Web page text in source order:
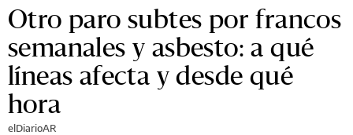
Otro paro subtes por francos
semanales y asbesto: a qué
líneas afecta y desde qué
hora
elDiarioAR